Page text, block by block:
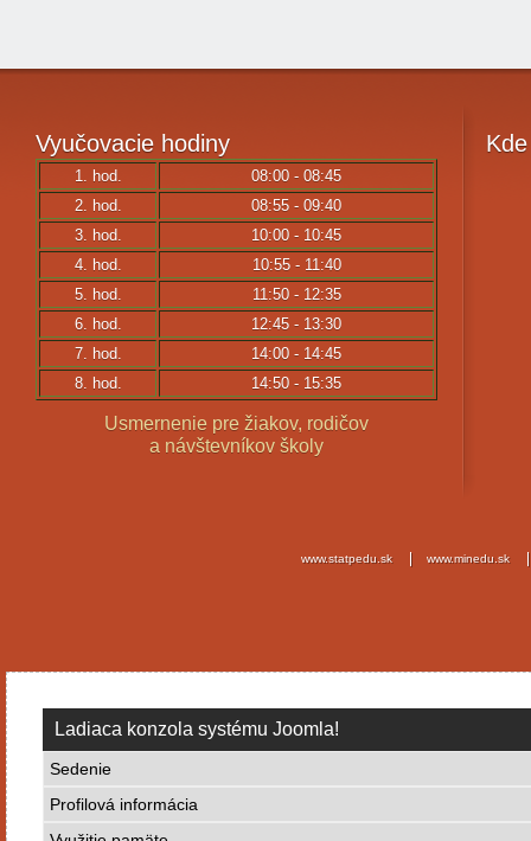
Vyučovacie hodiny
1. hod.
08:00 - 08:45
2. hod.
08:55 - 09:40
3. hod.
10:00 - 10:45
4. hod.
10:55 - 11:40
5. hod.
11:50 - 12:35
6. hod.
12:45 - 13:30
7. hod.
14:00 - 14:45
8. hod.
14:50 - 15:35
Usmernenie pre žiakov, rodičov
a návštevníkov školy
Kde
www.statpedu.sk www.minedu.sk
Ladiaca konzola systému Joomla!
Sedenie
Profilová informácia